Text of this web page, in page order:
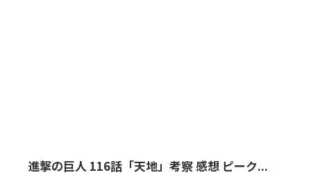
進撃の巨人 116話「天地」考察 感想 ピーク...